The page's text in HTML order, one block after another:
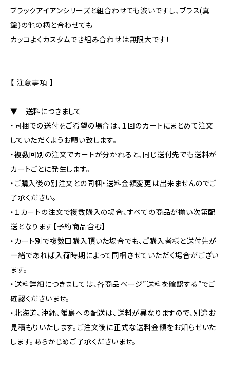
ブラックアイアンシリーズと組合わせても渋いですし、ブラス(真
鍮)の他の柄と合わせても
カッコよくカスタムでき組み合わせは無限大です！
【 注意事項 】
▼ 送料につきまして
・同梱での送付をご希望の場合は、１回のカートにまとめて注文
していただくようお願い致します。
・複数回別の注文でカートが分かれると、同じ送付先でも送料が
カートごとに発生します。
・ご購入後の別注文との同梱・送料金額変更は出来ませんのでご
了承ください。
・１カートの注文で複数購入の場合、すべての商品が揃い次第配
送となります【予約商品含む】
・カート別で複数回購入頂いた場合でも、ご購入者様と送付先が
一緒であれば入荷時期によって同梱させていただく場合がござい
ます。
・送料詳細につきましては、各商品ページ”送料を確認する”でご
確認くださいませ。
・北海道、沖縄、離島への配送は、送料が異なりますので、別途お
見積もりいたします。ご注文後に正式な送料金額をお知らせいた
します。あらかじめご了承くださいませ。